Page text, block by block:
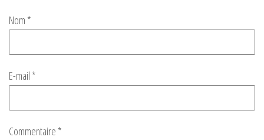
Commentaire *
Nom *
E-mail *